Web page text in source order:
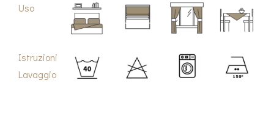
Uso
Istruzioni
Lavaggio